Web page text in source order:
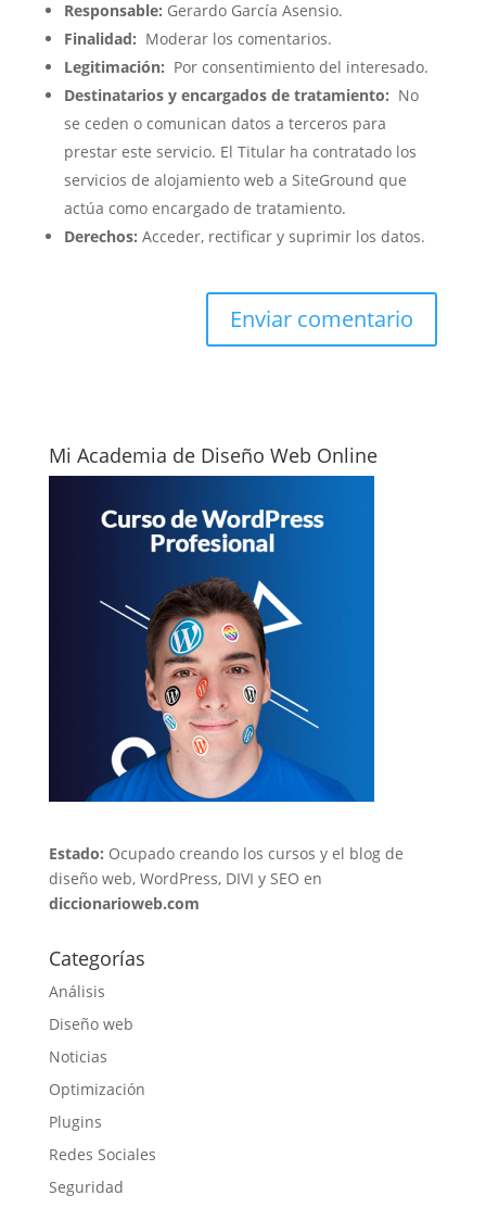
Responsable: Gerardo García Asensio.
Finalidad: Moderar los comentarios.
Legitimación: Por consentimiento del interesado.
Destinatarios y encargados de tratamiento: No
se ceden o comunican datos a terceros para
prestar este servicio. El Titular ha contratado los
servicios de alojamiento web a SiteGround que
actúa como encargado de tratamiento.
Derechos: Acceder, rectificar y suprimir los datos.
Mi Academia de Diseño Web Online
Estado: Ocupado creando los cursos y el blog de
diseño web, WordPress, DIVI y SEO en
diccionarioweb.com
Categorías
Análisis
Diseño web
Noticias
Optimización
Plugins
Redes Sociales
Seguridad